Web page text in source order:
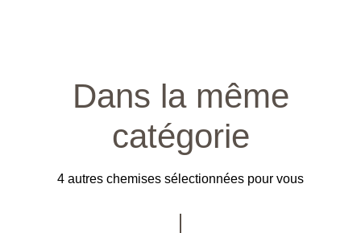
Dans la même
catégorie
4 autres chemises sélectionnées pour vous